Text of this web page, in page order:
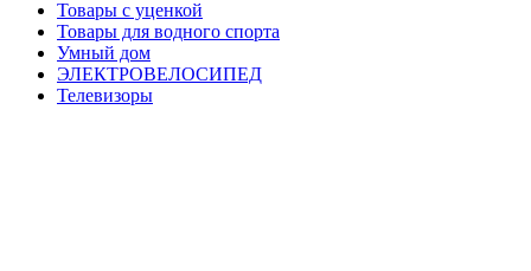
Товары с уценкой
Товары для водного спорта
Умный дом
ЭЛЕКТРОВЕЛОСИПЕД
Телевизоры